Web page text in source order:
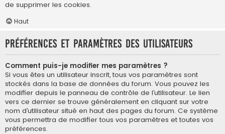
de supprimer les cookies.
Haut
Préférences et paramètres des utilisateurs
Comment puis-je modifier mes paramètres ?
Si vous êtes un utilisateur inscrit, tous vos paramètres sont
stockés dans la base de données du forum. Vous pouvez les
modifier depuis le panneau de contrôle de l’utilisateur. Le lien
vers ce dernier se trouve généralement en cliquant sur votre
nom d’utilisateur situé en haut des pages du forum. Ce système
vous permettra de modifier tous vos paramètres et toutes vos
préférences.